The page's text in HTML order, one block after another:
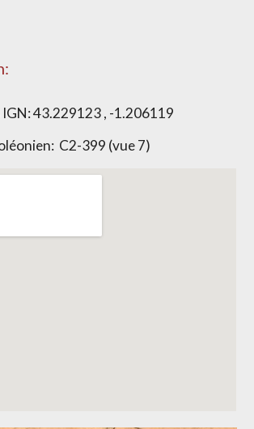
43.229123 , -1.206119
C2-399 (vue 7)